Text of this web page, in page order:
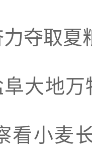
夺取
大地
看小麦